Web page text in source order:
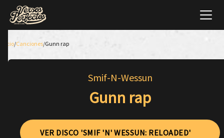
Inicio/Canciones/Gunn rap
Smif-N-Wessun
Gunn rap
VER DISCO 'SMIF 'N' WESSUN: RELOADED'